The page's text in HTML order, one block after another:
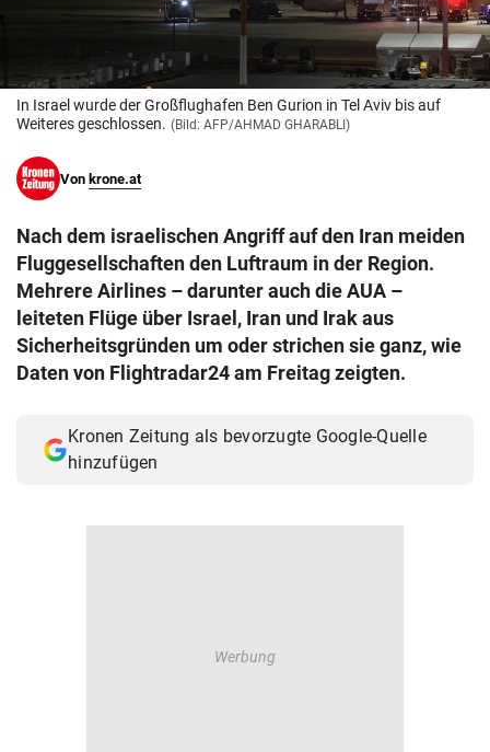
© Krone Multimedia GmbH & Co KG 2026
In Israel wurde der Großflughafen Ben Gurion in Tel Aviv bis auf
Weiteres geschlossen. (Bild: AFP/AHMAD GHARABLI)
Von krone.at
Nach dem israelischen Angriff auf den Iran meiden
Fluggesellschaften den Luftraum in der Region.
Mehrere Airlines – darunter auch die AUA –
leiteten Flüge über Israel, Iran und Irak aus
Sicherheitsgründen um oder strichen sie ganz, wie
Daten von Flightradar24 am Freitag zeigten.
Kronen Zeitung als bevorzugte Google-Quelle
hinzufügen